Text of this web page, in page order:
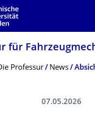
für
Menü
Professur News
07.05.2026